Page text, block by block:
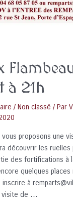
à 21h
/Non classé / Par
proposons une
découvrir les ruelles
des fortifications à
quelques places
à
visite de …